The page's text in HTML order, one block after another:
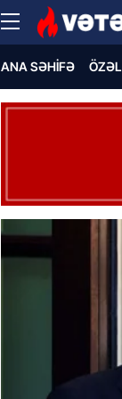
ANA SƏHIFƏ ÖZƏL